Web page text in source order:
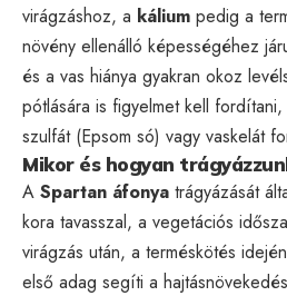
virágzáshoz, a kálium pedig a
növény ellenálló képességéhez
és a vas hiánya gyakran okoz
pótlására is figyelmet kell
szulfát (Epsom só) vagy vaskelát
Mikor és hogyan
A Spartan áfonya trágyázását
kora tavasszal, a vegetációs
virágzás után, a terméskötés
első adag segíti a